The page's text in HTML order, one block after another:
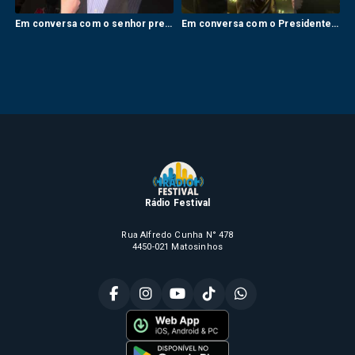
Em conversa com o senhor presidente da administração da CP comboios de Portugal, Pedro Moreira. Em conversa com o Presidente da Câmara Municipal de Valongo, Paulo Ferreira.
Rádio Festival
Rua Alfredo Cunha N° 478
4450-021 Matosinhos